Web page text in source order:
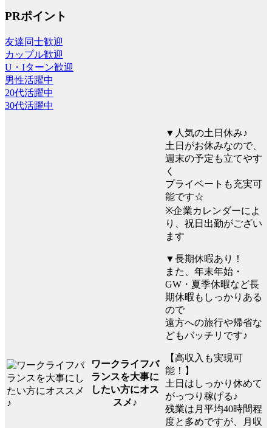
PRポイント
友達同士歓迎
カップル歓迎
U・Iターン歓迎
男性活躍中
20代活躍中
30代活躍中
ワークライフバ
ランスを大事に
したい方にオス
スメ♪
▼人気の土日休み♪
土日がお休みなので、
週末の予定も立てやす
く
プライベートも充実可
能です☆
※企業カレンダーによ
り、祝日出勤がござい
ます
▼長期休暇あり！
また、年末年始・
GW・夏季休暇など長
期休暇もしっかりある
ので
遠方への旅行や帰省な
どもバッチリです♪
【高収入も実現可
能！】
土日はしっかり休めて
がっつり稼げる♪
残業は月平均40時間程
度と多めですが、月収